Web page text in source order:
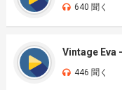
640 聞く
Vintage Eva
446 聞く